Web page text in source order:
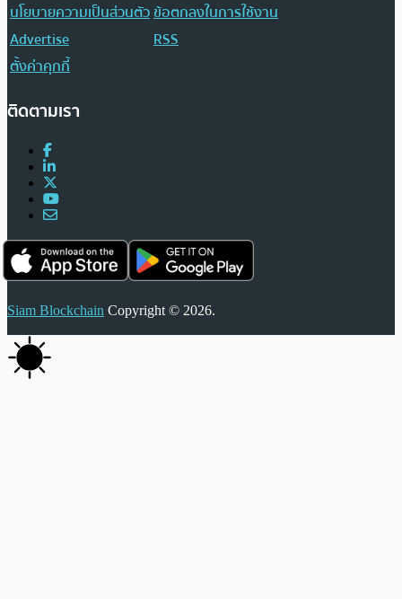
นโยบายความเป็นส่วนตัวข้อตกลงในการใช้งาน
Advertise
RSS
ตั้งค่าคุกกี้
ติดตามเรา
Siam Blockchain Copyright © 2026.